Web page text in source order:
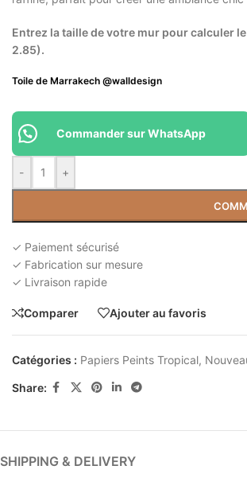
Entrez la taille de votre mur pour calculer
2.85).
Toile de Marrakech @walldesign
- +
Commander sur WhatsApp
✓ Paiement sécurisé
✓ Fabrication sur mesure
✓ Livraison rapide
Comparer Ajouter au favoris
Catégories : Papiers Peints Tropical,
Share:
SHIPPING & DELIVERY